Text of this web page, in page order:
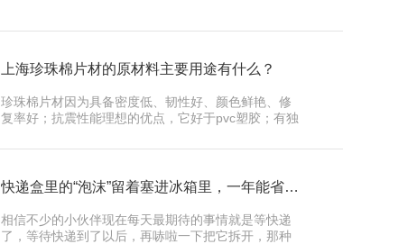
上海珍珠棉片材的原材料主要用途有什么？
珍珠棉片材因为具备密度低、韧性好、颜色鲜艳、修
复率好；抗震性能理想的优点，它好于pvc塑胶；有独
快递盒里的“泡沫”留着塞进冰箱里，一年能省不少电费
相信不少的小伙伴现在每天最期待的事情就是等快递
了，等待快递到了以后，再哧啦一下把它拆开，那种